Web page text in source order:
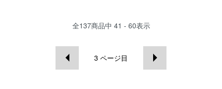
全137商品中 41 - 60表示
3 ページ目